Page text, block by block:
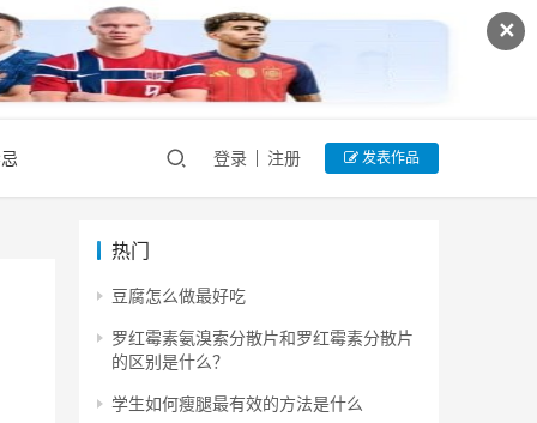
✕
登录 注册 发表作品
热门
豆腐怎么做最好吃
罗红霉素氨溴索分散片和罗红霉素分散片
的区别是什么？
学生如何瘦腿最有效的方法是什么